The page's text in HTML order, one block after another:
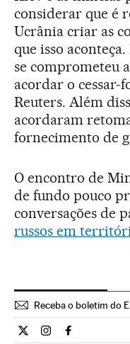
considerar que é
Ucrânia criar as
que isso
se comprometeu
acordar o cessar-
Reuters. Além
acordaram
fornecimento de
O encontro de
de fundo pouco
conversações de
russos em
Receba o boletim do
Internacional El País
Internacional El